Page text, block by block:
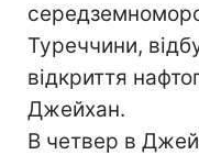
Туреччини,
відкриття
Джейхан.
В четвер в